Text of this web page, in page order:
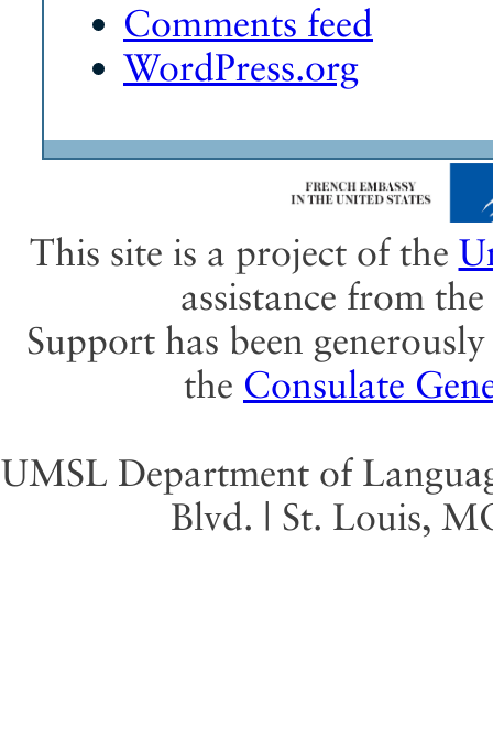
Comments feed
WordPress.org
This site is a project of the
assistance from the
Support has been
the Consulate
UMSL Department of
Blvd. | St. Louis,